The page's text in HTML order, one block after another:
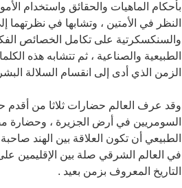
بأحكام الماهيات والحقائق واستخدام
النظر في الأمتين ، وتشابها في نظرتهما
والسنكسكرتية على تكامل الخصائص
الطبيعية والصناعية ، ثم تتشابه هذه
الزمن الذي أدى إلى انقسام السلالة
وقد عرف العالم حضارات ثلاثا من أقدم
السومريين في أرض الجزيرة ، وحضارة
الطبيعي أن تكون العلاقة بين الهند
في العالم الشرقي صلة بين الإقليمين
التاريخ المعروف بزمن بعيد .